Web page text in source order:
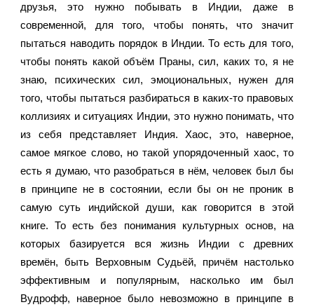
друзья, это нужно побывать в Индии, даже в
современной, для того, чтобы понять, что значит
пытаться наводить порядок в Индии. То есть для того,
чтобы понять какой объём Праны, сил, каких то, я не
знаю, психических сил, эмоциональных, нужен для
того, чтобы пытаться разбираться в каких-то правовых
коллизиях и ситуациях Индии, это нужно понимать, что
из себя представляет Индия. Хаос, это, наверное,
самое мягкое слово, но такой упорядоченный хаос, то
есть я думаю, что разобраться в нём, человек был бы
в принципе не в состоянии, если бы он не проник в
самую суть индийской души, как говорится в этой
книге. То есть без понимания культурных основ, на
которых базируется вся жизнь Индии с древних
времён, быть Верховным Судьёй, причём настолько
эффективным и популярным, насколько им был
Вудрофф, наверное было невозможно в принципе в